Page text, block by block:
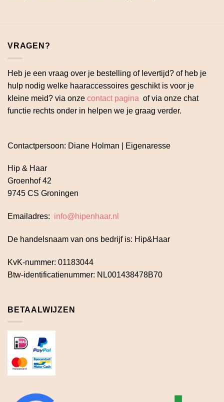
VRAGEN?
Heb je een vraag over je bestelling of levertijd? of heb je
hulp nodig welke haaraccessoires geschikt is voor je
kleine meid? via onze contact pagina of via onze chat
functie rechts onder in helpen we je graag verder.
Contactpersoon: Diane Holman | Eigenaresse
Hip & Haar
Groenhof 42
9745 CS Groningen
Emailadres: info@hipenhaar.nl
De handelsnaam van ons bedrijf is: Hip&Haar
KvK-nummer: 01183044
Btw-identificatienummer: NL001438478B70
BETAALWIJZEN